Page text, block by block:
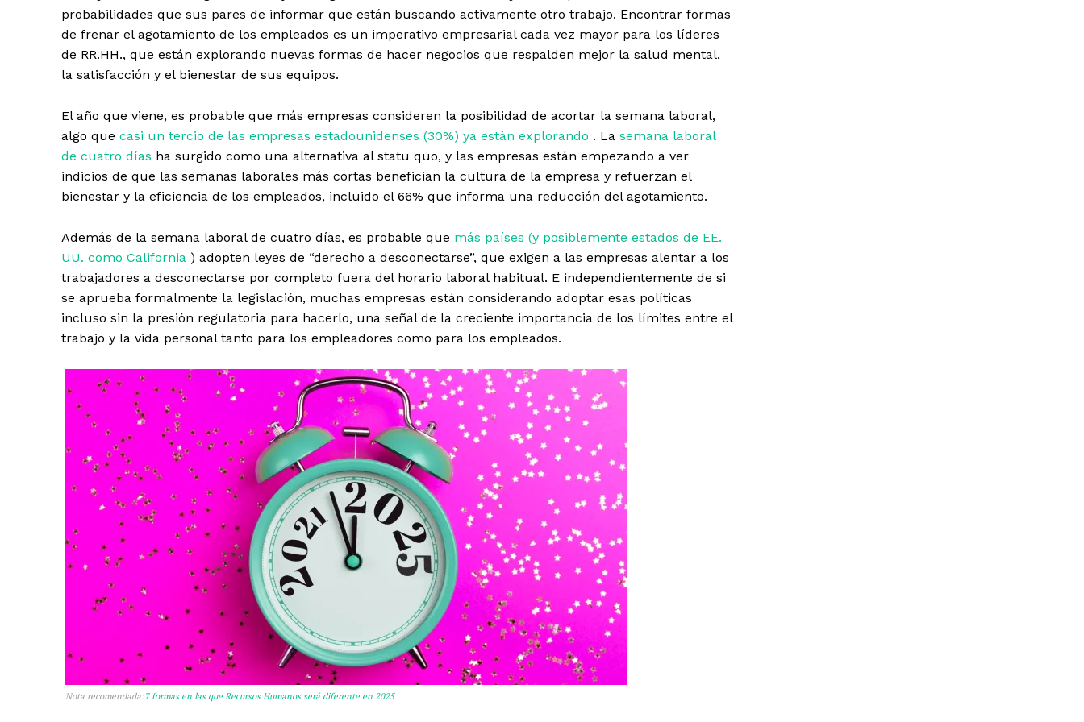
probabilidades que sus pares de informar que están buscando activamente otro trabajo. Encontrar formas
de frenar el agotamiento de los empleados es un imperativo empresarial cada vez mayor para los líderes
de RR.HH., que están explorando nuevas formas de hacer negocios que respalden mejor la salud mental,
la satisfacción y el bienestar de sus equipos.
El año que viene, es probable que más empresas consideren la posibilidad de acortar la semana laboral,
algo que casi un tercio de las empresas estadounidenses (30%) ya están explorando . La semana laboral
de cuatro días ha surgido como una alternativa al statu quo, y las empresas están empezando a ver
indicios de que las semanas laborales más cortas benefician la cultura de la empresa y refuerzan el
bienestar y la eficiencia de los empleados, incluido el 66% que informa una reducción del agotamiento.
Además de la semana laboral de cuatro días, es probable que más países (y posiblemente estados de EE.
UU. como California ) adopten leyes de “derecho a desconectarse”, que exigen a las empresas alentar a los
trabajadores a desconectarse por completo fuera del horario laboral habitual. E independientemente de si
se aprueba formalmente la legislación, muchas empresas están considerando adoptar esas políticas
incluso sin la presión regulatoria para hacerlo, una señal de la creciente importancia de los límites entre el
trabajo y la vida personal tanto para los empleadores como para los empleados.
Nota recomendada:7 formas en las que Recursos Humanos será diferente en 2025